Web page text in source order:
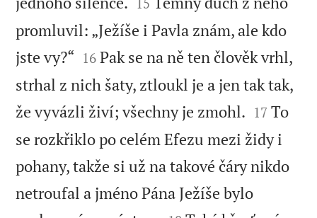
promluvil: „Ježíše i Pavla znám, ale kdo
jste vy?“ 

16 Pak se na ně ten člověk vrhl,
strhal z nich šaty, ztloukl je a jen tak tak,
že vyvázli živí; všechny je zmohl. 

17 To
se rozkřiklo po celém Efezu mezi židy i
pohany, takže si už na takové čáry nikdo
netroufal a jméno Pána Ježíše bylo